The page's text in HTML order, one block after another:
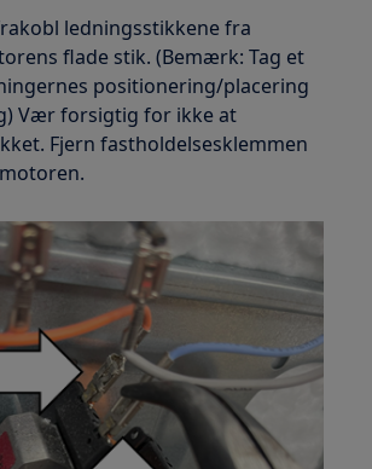
ledningsstikkene fra
flade stik. (Bemærk: Tag et
positionering/placering
Vær forsigtig for ikke at
Fjern fastholdelsesklemmen